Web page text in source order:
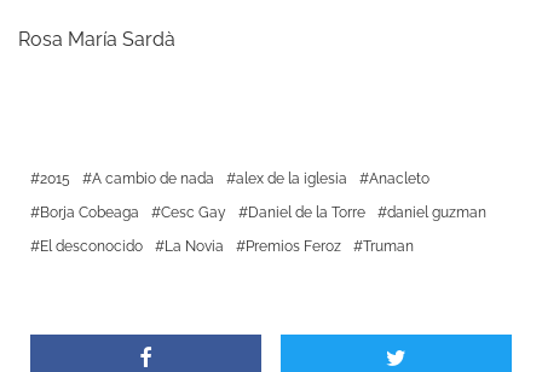
Rosa María Sardà
2015 A cambio de nada alex de la iglesia
Anacleto
Borja Cobeaga
Cesc Gay Daniel de la Torre
daniel guzman
El desconocido
La Novia Premios Feroz Truman